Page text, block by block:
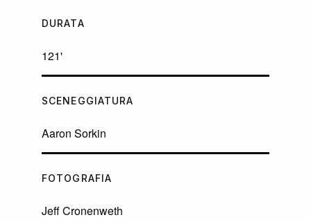
DURATA
121'
SCENEGGIATURA
Aaron Sorkin
FOTOGRAFIA
Jeff Cronenweth